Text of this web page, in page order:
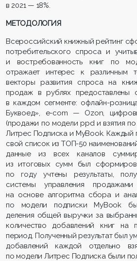
в 2021 — 18%.
МЕТОДОЛОГИЯ
Всероссийский книжный рейтинг
потребительского спроса и
и востребованность книг по
отражает интерес к различным
векторы развития спроса на
продаж в рублях предоставлены
в каждом сегменте: офлайн-
Буквоед», e-com — Ozon,
(продажи по модели ppd и взятия
Литрес Подписка и MyBook. Каждый
свой список из ТОП-50
данные из всех каналов
из итоговых сумм был
по году учтены результаты,
системы управления
на основе алгоритма сбора и
по модели подписки MyBook
деления общей выручки за
количество добавлений книг на
период. Полученный результат был
добавлений каждой отдельно
по модели Литрес Подписка были